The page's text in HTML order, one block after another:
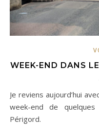
WEEK-END DANS
Je reviens aujourd’hui avec mes recommandations pour un
week-end de
Périgord.